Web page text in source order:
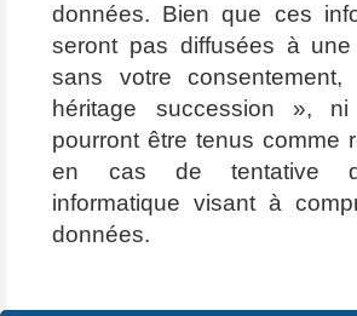
données. Bien que ces
seront pas diffusées à une
sans votre
héritage succession »,
pourront être tenus comme
en cas de tentative
informatique visant à
données.